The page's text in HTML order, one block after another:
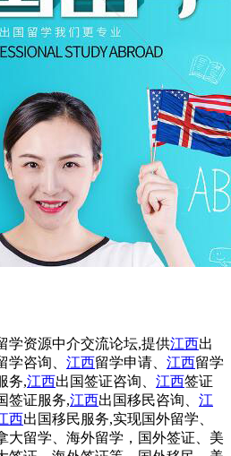
学资源中介交流论坛,提供江西出
学咨询、 江西留学申请、 江西留学
务,江西出国签证咨询、 江西签证
签证服务,江西出国移民咨询、 江
西出国移民服务,实现国外留学、
大留学、海外留学，国外签证、美